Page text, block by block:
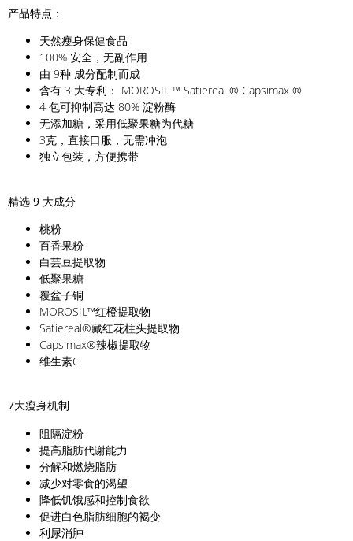
产品特点：
天然瘦身保健食品
100% 安全，无副作用
由 9种 成分配制而成
含有 3 大专利： MOROSIL ™ Satiereal ® Capsimax ®
4 包可抑制高达 80% 淀粉酶
无添加糖，采用低聚果糖为代糖
3克，直接口服，无需冲泡
独立包装，方便携带
精选 9 大成分
桃粉
百香果粉
白芸豆提取物
低聚果糖
覆盆子铜
MOROSIL™红橙提取物
Satiereal®藏红花柱头提取物
Capsimax®辣椒提取物
维生素C
7大瘦身机制
阻隔淀粉
提高脂肪代谢能力
分解和燃烧脂肪
减少对零食的渴望
降低饥饿感和控制食欲
促进白色脂肪细胞的褐变
利尿消肿